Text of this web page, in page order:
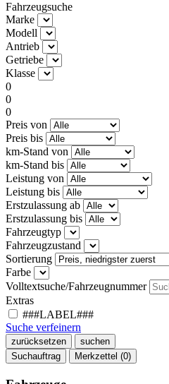
Fahrzeugsuche
Marke
Modell
Antrieb
Getriebe
Klasse
0
0
0
Preis von
Preis bis
km-Stand von
km-Stand bis
Leistung von
Leistung bis
Erstzulassung ab
Erstzulassung bis
Fahrzeugtyp
Fahrzeugzustand
Sortierung
Farbe
Volltextsuche/Fahrzeugnummer
Extras
###LABEL###
Suche verfeinern
zurücksetzen
suchen
Suchauftrag
Merkzettel (0)